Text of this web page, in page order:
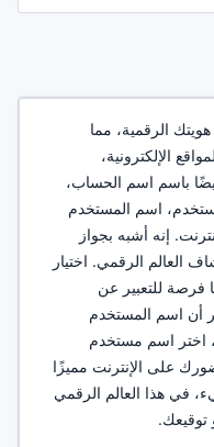
الرقمية، مما
الإلكترونية،
باسم اسم الحساب،
اسم المستخدم
إنه أشبه بجواز
العالم الرقمي. اختيار
للتعبير عن
أن اسم المستخدم
اختر اسم مستخدم
على الإنترنت مميزًا
في هذا العالم الرقمي
توقيعك.